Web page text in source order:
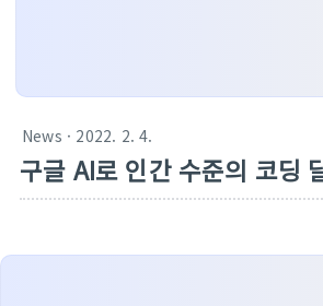
News · 2022. 2. 4.
구글 AI로 인간 수준의 코딩